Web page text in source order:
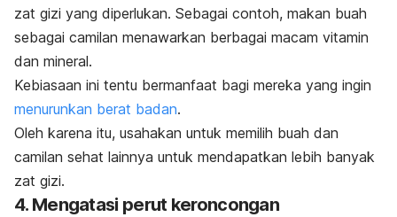
zat gizi yang diperlukan. Sebagai contoh, makan buah
sebagai camilan menawarkan berbagai macam vitamin
dan mineral.
Kebiasaan ini tentu bermanfaat bagi mereka yang ingin
menurunkan berat badan.
Oleh karena itu, usahakan untuk memilih buah dan
camilan sehat lainnya untuk mendapatkan lebih banyak
zat gizi.
4. Mengatasi perut keroncongan